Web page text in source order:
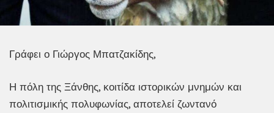
Γράφει ο Γιώργος Μπατζακίδης,
Η πόλη της Ξάνθης, κοιτίδα ιστορικών μνημών και
πολιτισμικής πολυφωνίας, αποτελεί ζωντανό